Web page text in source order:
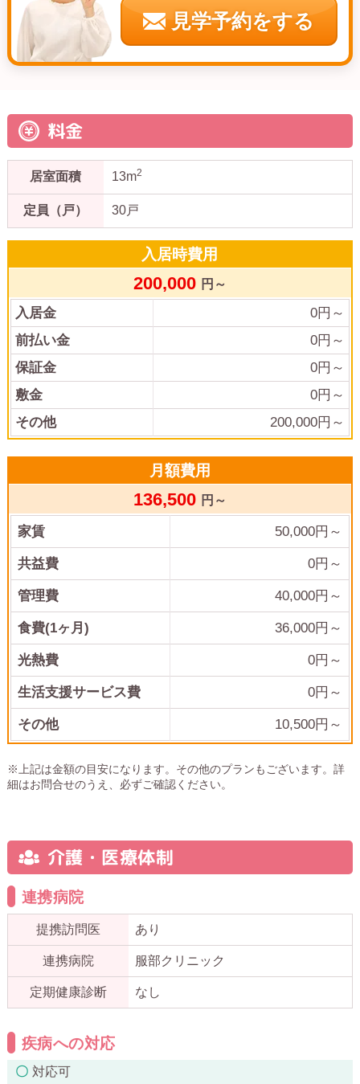
見学予約をする
料金
居室面積 13m2
定員（戸） 30戸
入居時費用
200,000 円～
入居金 0円～
前払い金
0円～
保証金
0円～
敷金
0円～
その他
200,000円～
月額費用
136,500 円～
家賃 50,000円～
共益費 0円～
管理費 40,000円～
食費(1ヶ月) 36,000円～
光熱費 0円～
生活支援サービス費 0円～
その他 10,500円～
※上記は金額の目安になります。その他のプランもございます。詳
細はお問合せのうえ、必ずご確認ください。
介護・医療体制
連携病院
提携訪問医 あり
連携病院 服部クリニック
定期健康診断 なし
疾病への対応
対応可